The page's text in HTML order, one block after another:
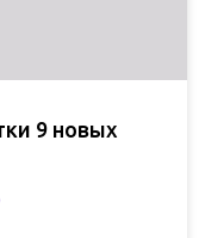
9 новых